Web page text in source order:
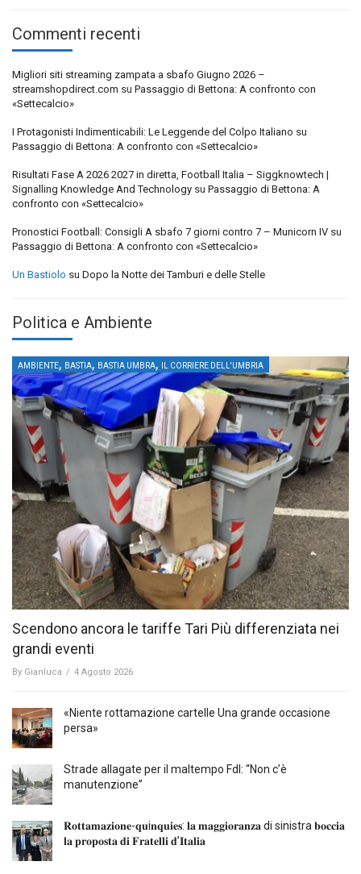
Commenti recenti
Migliori siti streaming zampata a sbafo Giugno 2026 –
streamshopdirect.com su Passaggio di Bettona: A confronto con
«Settecalcio»
I Protagonisti Indimenticabili: Le Leggende del Colpo Italiano su
Passaggio di Bettona: A confronto con «Settecalcio»
Risultati Fase A 2026 2027 in diretta, Football Italia – Siggknowtech |
Signalling Knowledge And Technology su Passaggio di Bettona: A
confronto con «Settecalcio»
Pronostici Football: Consigli A sbafo 7 giorni contro 7 – Municorn IV su
Passaggio di Bettona: A confronto con «Settecalcio»
Un Bastiolo su Dopo la Notte dei Tamburi e delle Stelle
Politica e Ambiente
AMBIENTE, BASTIA, BASTIA UMBRA, IL CORRIERE DELL'UMBRIA
Scendono ancora le tariffe Tari Più differenziata nei
grandi eventi
By Gianluca / 4 Agosto 2026
«Niente rottamazione cartelle Una grande occasione
persa»
Strade allagate per il maltempo FdI: “Non c’è
manutenzione”
𝐑𝐨𝐭𝐭𝐚𝐦𝐚𝐳𝐢𝐨𝐧𝐞-𝐪𝐮i𝐧𝐪𝐮𝐢𝐞𝐬: 𝐥𝐚 𝐦𝐚𝐠𝐠𝐢𝐨𝐫𝐚𝐧𝐳𝐚 di sinistra 𝐛𝐨𝐜𝐜𝐢𝐚
𝐥𝐚 𝐩𝐫𝐨𝐩𝐨𝐬𝐭𝐚 𝐝𝐢 𝐅𝐫𝐚𝐭𝐞𝐥𝐥𝐢 𝐝’𝐈𝐭𝐚𝐥𝐢𝐚